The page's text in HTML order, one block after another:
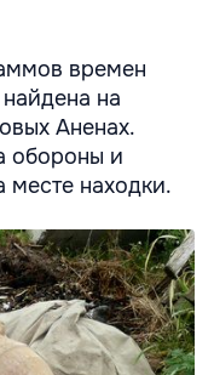
времен
на
Аненах.
обороны и
месте находки.